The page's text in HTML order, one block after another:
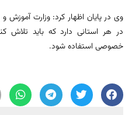
وی در پایان اظهار کرد: وزارت
در هر استانی دارد که باید
خصوصی استفاده شود.